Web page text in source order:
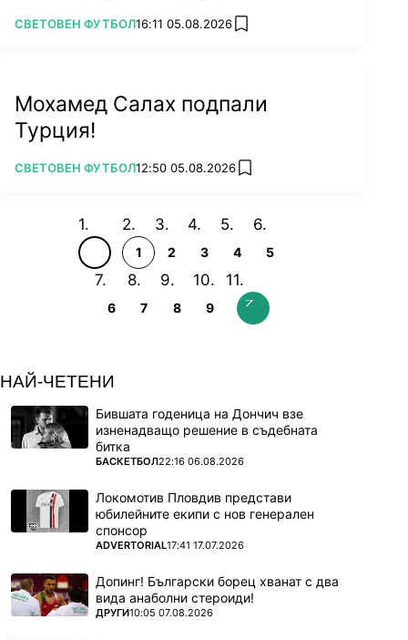
ПОВЕЧЕ ОТ
СВЕТОВЕН ФУТБОЛ16:11 05.08.2026 add favorites
Мохамед Салах подпали
Турция!
ПОВЕЧЕ ОТ
СВЕТОВЕН ФУТБОЛ12:50 05.08.2026 add favorites
1 2 3 4 5
6 7 8 9
НАЙ-ЧЕТЕНИ
Бившата годеница на Дончич взе
изненадващо решение в съдебната
битка
ПОВЕЧЕ ОТ
БАСКЕТБОЛ22:16 06.08.2026
Локомотив Пловдив представи
юбилейните екипи с нов генерален
спонсор
ПОВЕЧЕ ОТ
ADVERTORIAL17:41 17.07.2026
Допинг! Български борец хванат с два
вида анаболни стероиди!
ПОВЕЧЕ ОТ
ДРУГИ10:05 07.08.2026